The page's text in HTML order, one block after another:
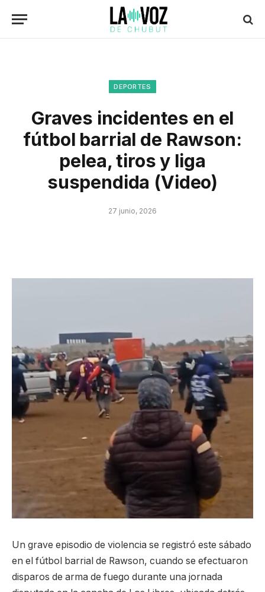
DEPORTES
Graves incidentes en el
fútbol barrial de Rawson:
pelea, tiros y liga
suspendida (Video)
27 junio, 2026
Un grave episodio de violencia se registró este sábado
en el fútbol barrial de Rawson, cuando se efectuaron
disparos de arma de fuego durante una jornada